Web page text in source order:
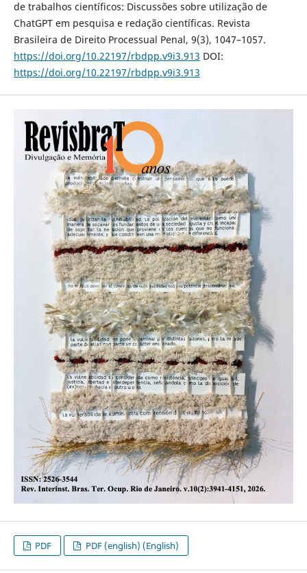
de trabalhos científicos: Discussões sobre utilização de
ChatGPT em pesquisa e redação científicas. Revista
Brasileira de Direito Processual Penal, 9(3), 1047–1057.
https://doi.org/10.22197/rbdpp.v9i3.913 DOI:
https://doi.org/10.22197/rbdpp.v9i3.913
PDF PDF (english) (English)